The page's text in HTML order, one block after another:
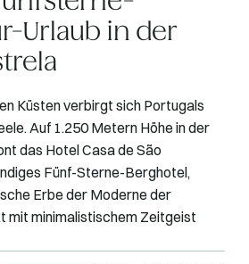
Urlaub in der
Küsten verbirgt sich Portugals
Auf 1.250 Metern Höhe in der
das Hotel Casa de São
Fünf-Sterne-Berghotel,
Erbe der Moderne der
mit minimalistischem Zeitgeist